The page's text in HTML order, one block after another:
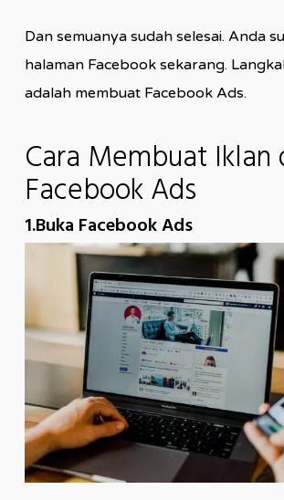
Dan semuanya sudah selesai. Anda
halaman Facebook sekarang.
adalah membuat Facebook Ads.
Cara Membuat Iklan
Facebook Ads
1.Buka Facebook Ads